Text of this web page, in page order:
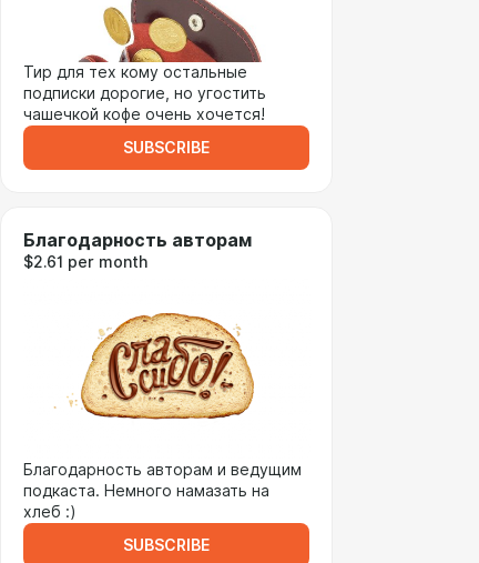
Тир для тех кому остальные
подписки дорогие, но угостить
чашечкой кофе очень хочется!
SUBSCRIBE
Благодарность авторам
$2.61 per month
Благодарность авторам и ведущим
подкаста. Немного намазать на
хлеб :)
SUBSCRIBE